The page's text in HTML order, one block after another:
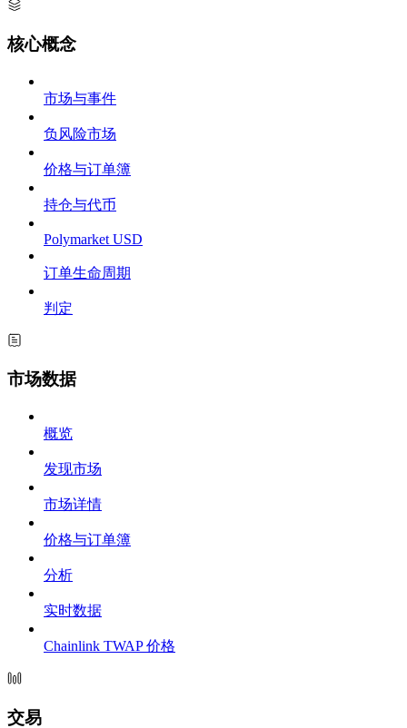
核心概念
市场与事件
负风险市场
价格与订单簿
持仓与代币
Polymarket USD
订单生命周期
判定
市场数据
概览
发现市场
市场详情
价格与订单簿
分析
实时数据
Chainlink TWAP 价格
交易